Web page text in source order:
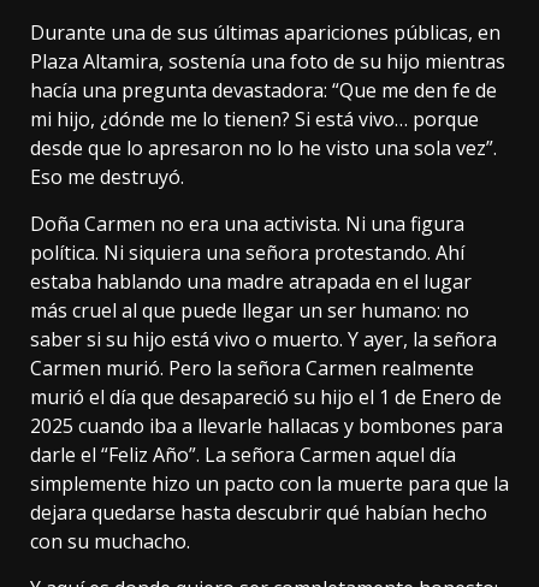
Durante una de sus últimas apariciones públicas, en
Plaza Altamira, sostenía una foto de su hijo mientras
hacía una pregunta devastadora: “Que me den fe de
mi hijo, ¿dónde me lo tienen? Si está vivo… porque
desde que lo apresaron no lo he visto una sola vez”.
Eso me destruyó.
Doña Carmen no era una activista. Ni una figura
política. Ni siquiera una señora protestando. Ahí
estaba hablando una madre atrapada en el lugar
más cruel al que puede llegar un ser humano: no
saber si su hijo está vivo o muerto. Y ayer, la señora
Carmen murió. Pero la señora Carmen realmente
murió el día que desapareció su hijo el 1 de Enero de
2025 cuando iba a llevarle hallacas y bombones para
darle el “Feliz Año”. La señora Carmen aquel día
simplemente hizo un pacto con la muerte para que la
dejara quedarse hasta descubrir qué habían hecho
con su muchacho.